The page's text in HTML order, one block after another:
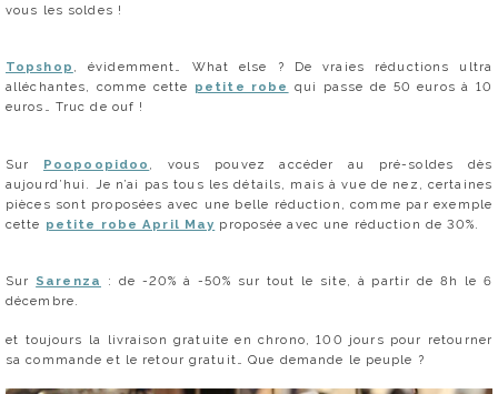
vous les soldes !
Topshop , évidemment… What else ? De vraies réductions ultra
alléchantes, comme cette petite robe qui passe de 50 euros à 10
euros… Truc de ouf !
Sur Poopoopidoo
, vous pouvez accéder au pré-soldes dès
aujourd’hui. Je n’ai pas tous les détails, mais à vue de nez, certaines
pièces sont proposées avec une belle réduction, comme par exemple
cette petite robe April May proposée avec une réduction de 30%.
Sur Sarenza
: de -20% à -50% sur tout le site, à partir de 8h le 6
décembre.
et toujours la livraison gratuite en chrono, 100 jours pour retourner
sa commande et le retour gratuit… Que demande le peuple ?